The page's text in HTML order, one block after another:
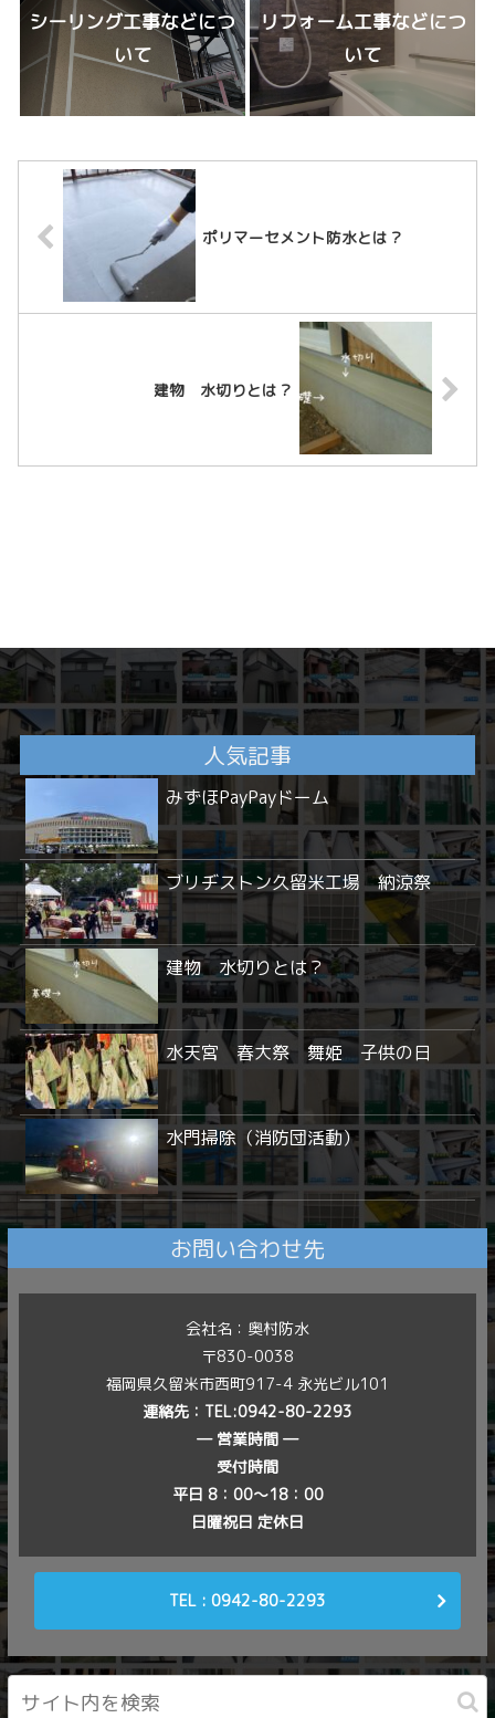
シーリング工事などにつ
いて
リフォーム工事などにつ
いて
ポリマーセメント防水とは？
建物 水切りとは？
人気記事
みずほPayPayドーム
ブリヂストン久留米工場 納涼祭
建物 水切りとは？
水天宮 春大祭 舞姫 子供の日
水門掃除（消防団活動）
お問い合わせ先
会社名：奥村防水
〒830-0038
福岡県久留米市西町917-4 永光ビル101
連絡先： TEL:0942-80-2293
― 営業時間 ―
受付時間
平日 8：00〜18：00
日曜祝日 定休日
TEL : 0942-80-2293